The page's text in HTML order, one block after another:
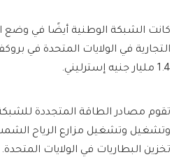
كانت الشبكة الوطنية أيضًا في وضع
التجارية في الولايات المتحدة في
1.4 مليار جنيه إسترليني.
تقوم مصادر الطاقة المتجددة
وتشغيل وتشغيل مزارع الرياح
تخزين البطاريات في الولايات